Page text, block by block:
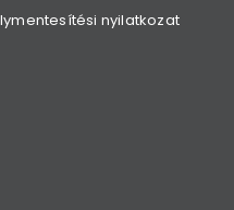
nyilatkozat